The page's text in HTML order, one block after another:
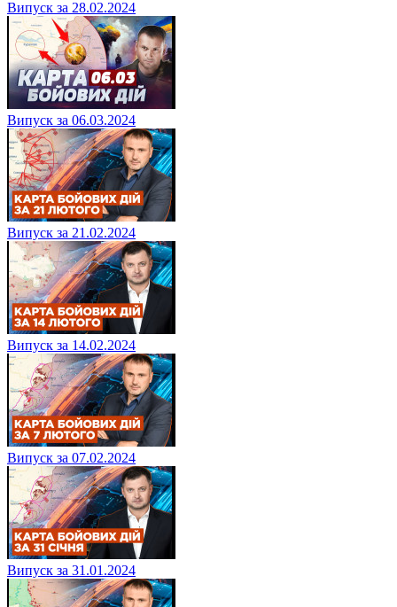
Випуск за 28.02.2024
Випуск за 06.03.2024
Випуск за 21.02.2024
Випуск за 14.02.2024
Випуск за 07.02.2024
Випуск за 31.01.2024